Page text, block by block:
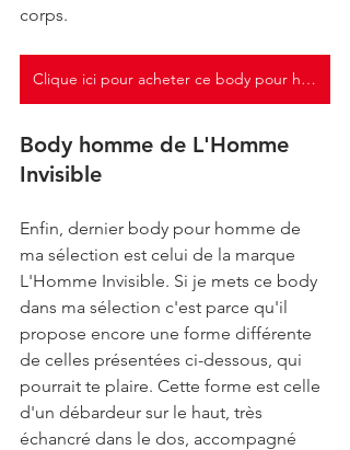
corps.
Clique ici pour acheter ce body pour homme
Body homme de L'Homme
Invisible
Enfin, dernier body pour homme de
ma sélection est celui de la marque
L'Homme Invisible. Si je mets ce body
dans ma sélection c'est parce qu'il
propose encore une forme différente
de celles présentées ci-dessous, qui
pourrait te plaire. Cette forme est celle
d'un débardeur sur le haut, très
échancré dans le dos, accompagné